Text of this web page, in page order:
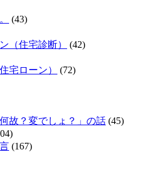
(43)
（住宅診断）
(42)
宅ローン）
(72)
故？変でしょ？」の話 (45)
(167)